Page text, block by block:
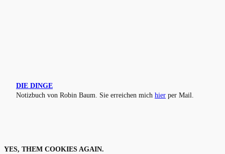
DIE DINGE
Notizbuch von Robin Baum. Sie erreichen mich hier per Mail.
YES, THEM COOKIES AGAIN.